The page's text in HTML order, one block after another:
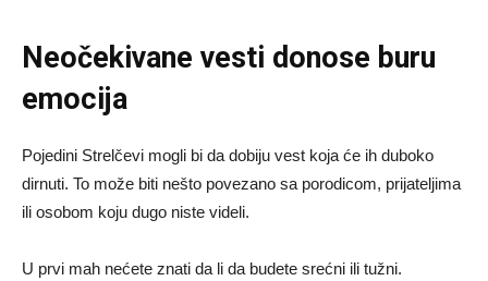
Neočekivane vesti donose buru
emocija
Pojedini Strelčevi mogli bi da dobiju vest koja će ih duboko
dirnuti. To može biti nešto povezano sa porodicom, prijateljima
ili osobom koju dugo niste videli.
U prvi mah nećete znati da li da budete srećni ili tužni.